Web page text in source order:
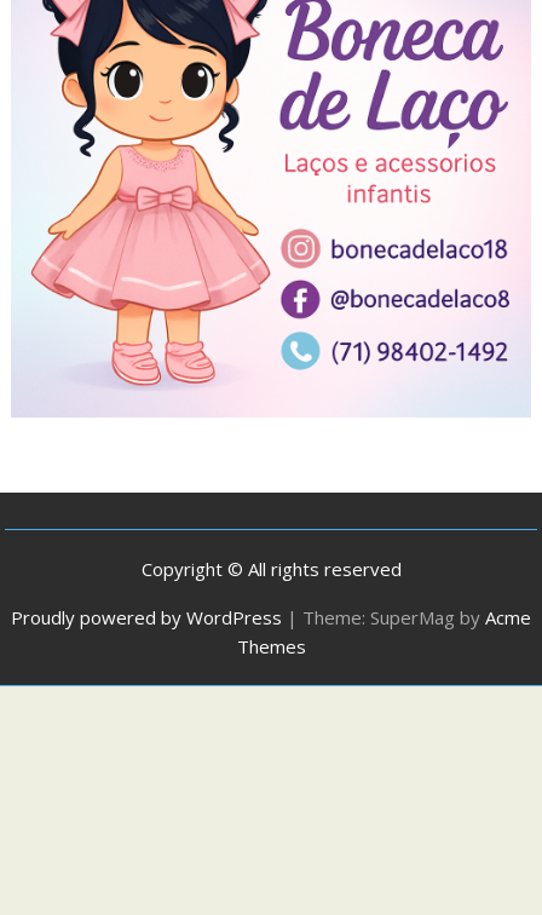
Copyright © All rights reserved
Proudly powered by WordPress | Theme: SuperMag by Acme
Themes